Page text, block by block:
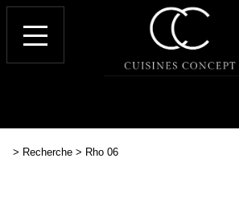
> Recherche > Rho 06